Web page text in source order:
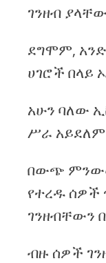
ገንዘብ
ደግሞም,
ሀገሮች በላይ
አሁን ባለው
ሥራ
በውጭ
የተረዱ ሰዎች
ገንዘብቸውን
ብዙ ሰዎች